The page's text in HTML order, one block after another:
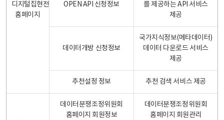
디지털집현전
홈페이지
OPEN API 신청정보
를 제공하는 API 서비스
제공
데이터개방 신청정보
국가지식정보(메타데이터)
데이터 다운로드 서비스
제공
추천설정 정보 추천 검색 서비스 제공
데이터분쟁조정위원회
홈페이지 회원정보
데이터분쟁조정위원회
홈페이지 회원관리